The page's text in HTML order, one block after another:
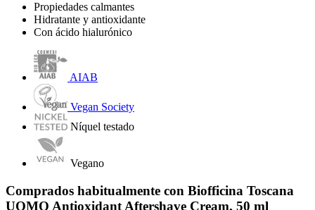
Propiedades calmantes
Hidratante y antioxidante
Con ácido hialurónico
AIAB
Vegan Society
Níquel testado
Vegano
Comprados habitualmente con Biofficina Toscana
UOMO Antioxidant Aftershave Cream, 50 ml